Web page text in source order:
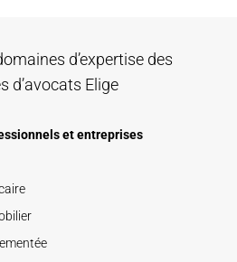
d’expertise des
d’avocats Elige
et entreprises